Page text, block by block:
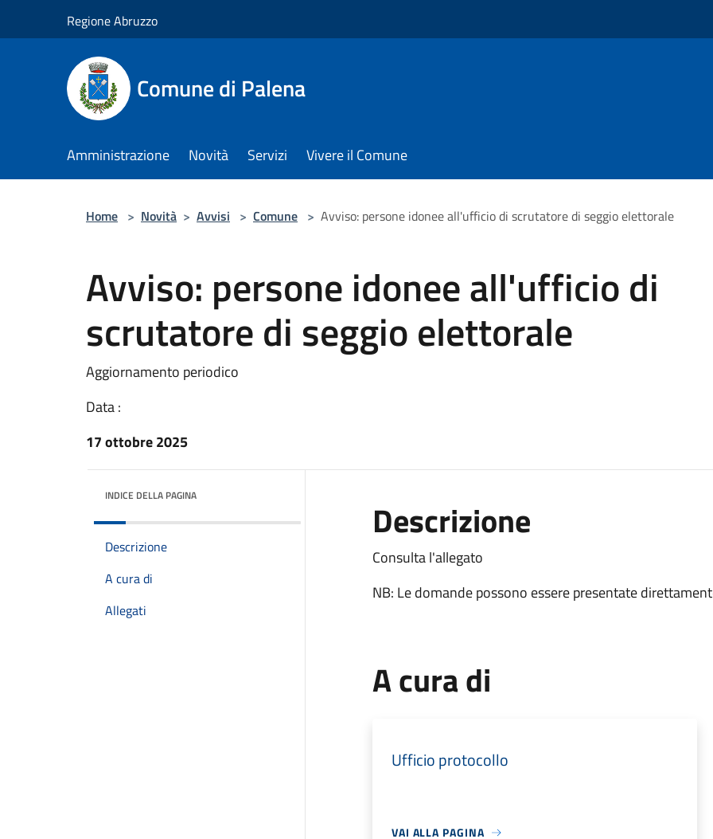
Regione Abruzzo
Comune di Palena
Amministrazione Novità Servizi Vivere il Comune
Home > Novità > Avvisi > Comune > Avviso: persone idonee all'ufficio di scrutatore di seggio elettorale
Avviso: persone idonee all'ufficio di
scrutatore di seggio elettorale
Aggiornamento periodico
Data :
17 ottobre 2025
INDICE DELLA PAGINA
Descrizione
A cura di
Allegati
Descrizione
Consulta l'allegato
NB: Le domande possono essere presentate
A cura di
Ufficio protocollo
VAI ALLA PAGINA